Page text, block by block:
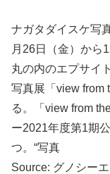
ナガタダイスケ写
月26日（金）から
丸の内のエプサイ
写真展「view from
る。「view from
ー2021年度第1期
つ。“写真
Source: グノシー